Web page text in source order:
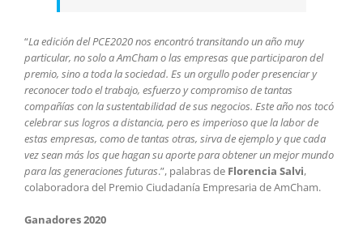
“La edición del PCE2020 nos encontró transitando un año muy
particular, no solo a AmCham o las empresas que participaron del
premio, sino a toda la sociedad. Es un orgullo poder presenciar y
reconocer todo el trabajo, esfuerzo y compromiso de tantas
compañías con la sustentabilidad de sus negocios. Este año nos tocó
celebrar sus logros a distancia, pero es imperioso que la labor de
estas empresas, como de tantas otras, sirva de ejemplo y que cada
vez sean más los que hagan su aporte para obtener un mejor mundo
para las generaciones futuras.”, palabras de Florencia Salvi,
colaboradora del Premio Ciudadanía Empresaria de AmCham.
Ganadores 2020